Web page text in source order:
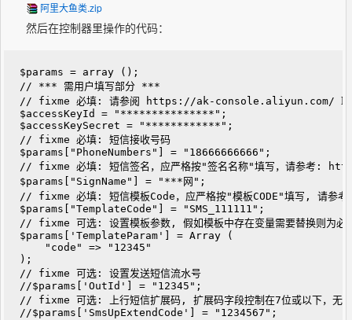
阿里大鱼类.zip
然后在控制器里操作的代码：
$params = array ();
// *** 需用户填写部分 ***
// fixme 必填: 请参阅 https://ak-console.aliyun.com/ 取得
$accessKeyId = "***************";
$accessKeySecret = "************";
// fixme 必填: 短信接收号码
$params["PhoneNumbers"] = "18666666666";
// fixme 必填: 短信签名，应严格按"签名名称"填写，请参
$params["SignName"] = "***网";
// fixme 必填: 短信模板Code，应严格按"模板CODE"填写,
$params["TemplateCode"] = "SMS_111111";
// fixme 可选: 设置模板参数, 假如模板中存在变量需要替换则为必
$params['TemplateParam'] = Array (
"code" => "12345"
);
// fixme 可选: 设置发送短信流水号
//$params['OutId'] = "12345";
// fixme 可选: 上行短信扩展码, 扩展码字段控制在7位或以下，无特
//$params['SmsUpExtendCode'] = "1234567";